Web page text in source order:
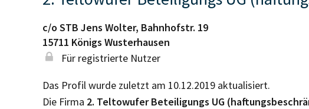
c/o STB Jens Wolter, Bahnhofstr. 19
15711 Königs Wusterhausen
Für registrierte Nutzer
Das Profil wurde zuletzt am 10.12.2019 aktualisiert.
Die Firma 2. Teltowufer Beteiligungs UG